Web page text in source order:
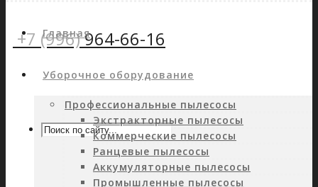
+7 (996)964-66-16
Главная
Уборочное оборудование
Профессиональные пылесосы
Экстракторные пылесосы
Коммерческие пылесосы
Ранцевые пылесосы
Аккумуляторные пылесосы
Промышленные пылесосы